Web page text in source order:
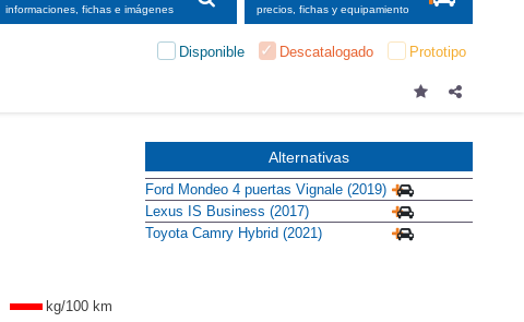
informaciones, fichas e imágenes precios, fichas y equipamiento
Disponible Descatalogado Prototipo
kg/100 km
Alternativas
Ford Mondeo 4 puertas Vignale (2019)
Lexus IS Business (2017)
Toyota Camry Hybrid (2021)